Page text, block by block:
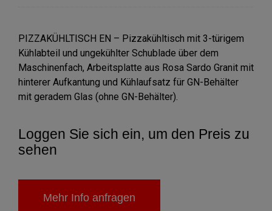
PIZZAKÜHLTISCH EN – Pizzakühltisch mit 3-türigem
Kühlabteil und ungekühlter Schublade über dem
Maschinenfach, Arbeitsplatte aus Rosa Sardo Granit mit
hinterer Aufkantung und Kühlaufsatz für GN-Behälter
mit geradem Glas (ohne GN-Behälter).
Loggen Sie sich ein, um den Preis zu
sehen
Mehr Info anfragen